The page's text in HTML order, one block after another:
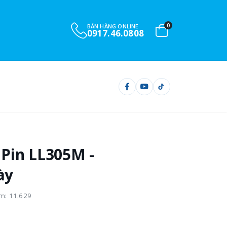
BÁN HÀNG ONLINE
0917.46.0808
0
LL305M -
11.629